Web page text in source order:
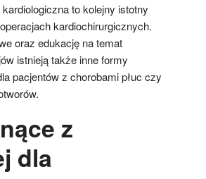
to kolejny istotny
kardiochirurgicznych.
oraz edukację na temat
istnieją także inne formy
pacjentów z chorobami płuc czy
z
dla